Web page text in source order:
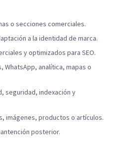
o secciones comerciales.
a la identidad de marca.
y optimizados para SEO.
WhatsApp, analítica, mapas o
seguridad, indexación y
imágenes, productos o artículos.
posterior.